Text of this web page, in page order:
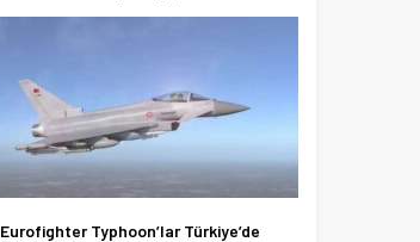
Eurofighter Typhoon’lar Türkiye’de